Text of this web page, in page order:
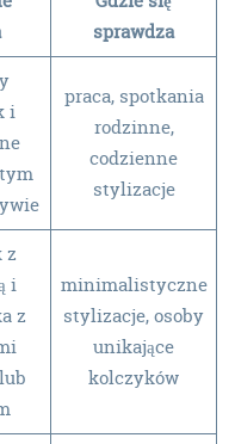
sprawdza
i
praca, spotkania
rodzinne,
codzienne
stylizacje
z
i
z
minimalistyczne
stylizacje, osoby
unikające
kolczyków